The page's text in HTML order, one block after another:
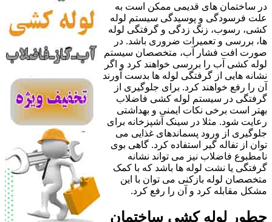
در ساختمان های قدیمی ممکن است به
علت فرسودگی و پوسیدگی سیستم لوله
کشی، رسوب، زنگ زدگی و گرفتگی لوله
ها، بررسی و تعمیرات ضروری باشد. در
صورت افت فشار آب، متخصصان سیستم
لوله کشی آب را بررسی خواهند کرد و اگر
نشانه هایی از گرفتگی لوله ها بدست آورند
آن را رفع خواهند کرد. برای جلوگیری از
گرفتگی در سیستم لوله کشی فاضلاب
بهتر است برخی نکات ایمنی و بهداشتی
رعایت شود. مثلا در سینک آشپزخانه برای
جلوگیری از ورود پسماندهای غذایی می
توان از تفاله گیر استفاده کرد. گاهی بوی
نامطبوع فاضلاب نیز می تواند نشانه
گرفتگی یا نشت لوله ها باشد که با کمک
متخصصان لوله بازکنی می توان با این
مشکل مقابله کرد و آن را رفع کرد.
چطور لوله کشی ساختمان